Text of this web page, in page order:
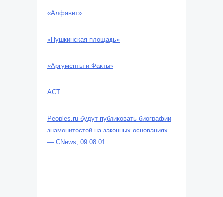
«Алфавит»
«Пушкинская площадь»
«Аргументы и Факты»
АСТ
Peoples.ru будут публиковать биографии
знаменитостей на законных основаниях
— CNews, 09.08.01